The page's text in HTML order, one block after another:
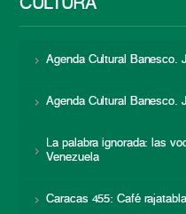
CULTURA
Agenda Cultural Banesco.
Agenda Cultural Banesco.
La palabra ignorada: las
Venezuela
Caracas 455: Café